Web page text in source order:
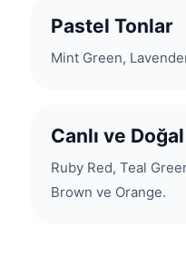
Pastel Tonlar
Mint Green,
Canlı ve
Ruby Red, Teal
Brown ve Orange.